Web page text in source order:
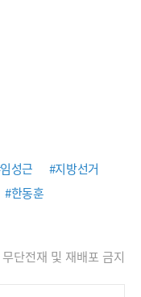
성근
#지방선거
#한동훈
단전재 및 재배포 금지